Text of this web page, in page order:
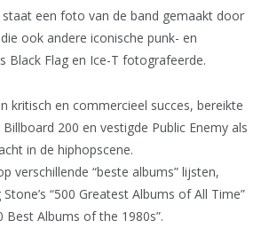
een foto van de band gemaakt door
ook andere iconische punk- en
Black Flag en Ice-T fotografeerde.
kritisch en commercieel succes, bereikte
200 en vestigde Public Enemy als
in de hiphopscene.
verschillende “beste albums” lijsten,
“500 Greatest Albums of All Time”
Best Albums of the 1980s”.